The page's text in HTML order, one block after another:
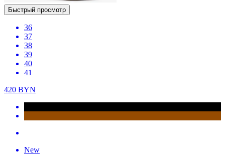
Быстрый просмотр
36
37
38
39
40
41
420 BYN
New